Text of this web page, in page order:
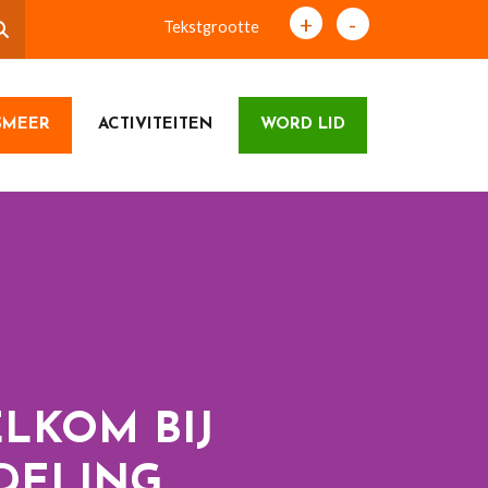
Tekstgrootte + -
ACTIVITEITEN WORD LID
BIJ